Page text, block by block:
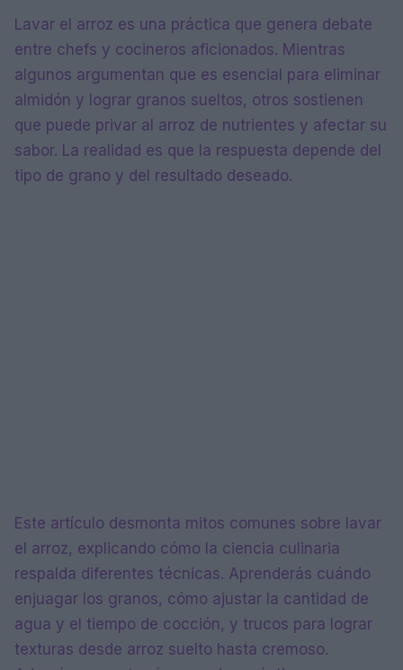
Lavar el arroz es una práctica que genera debate
entre chefs y cocineros aficionados. Mientras
algunos argumentan que es esencial para eliminar
almidón y lograr granos sueltos, otros sostienen
que puede privar al arroz de nutrientes y afectar su
sabor. La realidad es que la respuesta depende del
tipo de grano y del resultado deseado.
Este artículo desmonta mitos comunes sobre lavar
el arroz, explicando cómo la ciencia culinaria
respalda diferentes técnicas. Aprenderás cuándo
enjuagar los granos, cómo ajustar la cantidad de
agua y el tiempo de cocción, y trucos para lograr
texturas desde arroz suelto hasta cremoso.